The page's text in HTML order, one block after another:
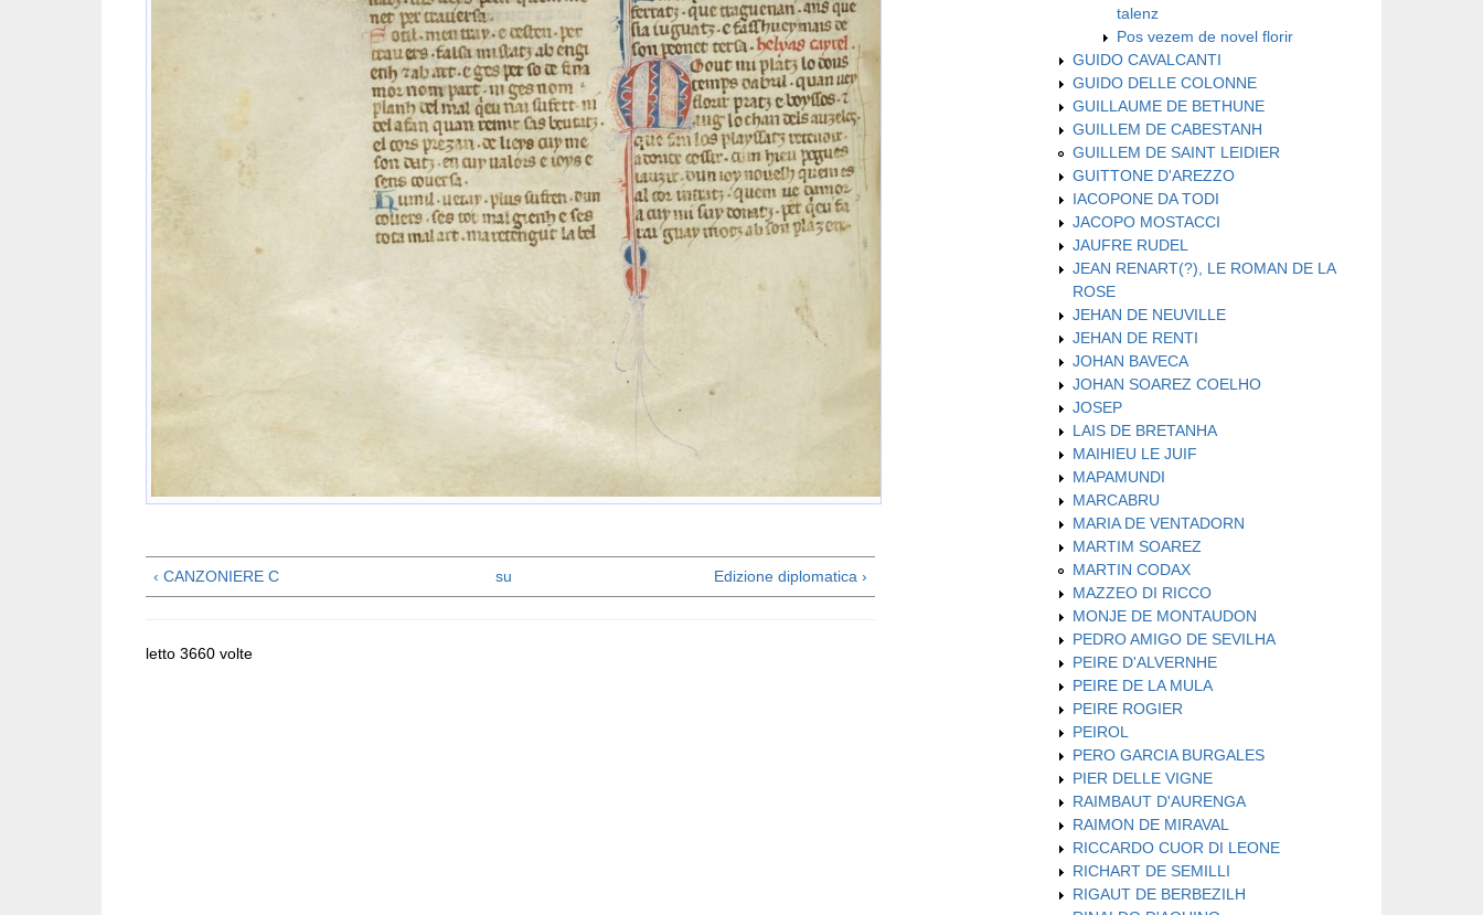
‹ CANZONIERE C su Edizione diplomatica ›
letto 3660 volte
talenz
Pos vezem de novel florir
GUIDO CAVALCANTI
GUIDO DELLE COLONNE
GUILLAUME DE BETHUNE
GUILLEM DE CABESTANH
GUILLEM DE SAINT LEIDIER
GUITTONE D'AREZZO
IACOPONE DA TODI
JACOPO MOSTACCI
JAUFRE RUDEL
JEAN RENART(?), LE ROMAN DE LA
ROSE
JEHAN DE NEUVILLE
JEHAN DE RENTI
JOHAN BAVECA
JOHAN SOAREZ COELHO
JOSEP
LAIS DE BRETANHA
MAIHIEU LE JUIF
MAPAMUNDI
MARCABRU
MARIA DE VENTADORN
MARTIM SOAREZ
MARTIN CODAX
MAZZEO DI RICCO
MONJE DE MONTAUDON
PEDRO AMIGO DE SEVILHA
PEIRE D'ALVERNHE
PEIRE DE LA MULA
PEIRE ROGIER
PEIROL
PERO GARCIA BURGALES
PIER DELLE VIGNE
RAIMBAUT D'AURENGA
RAIMON DE MIRAVAL
RICCARDO CUOR DI LEONE
RICHART DE SEMILLI
RIGAUT DE BERBEZILH